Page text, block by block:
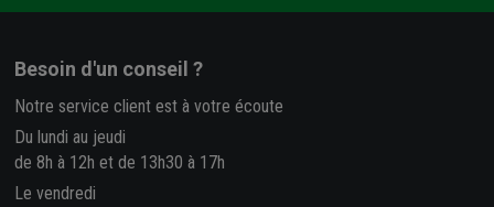
Besoin d'un conseil ?
Notre service client est à votre écoute
Du lundi au jeudi
de 8h à 12h et de 13h30 à 17h
Le vendredi